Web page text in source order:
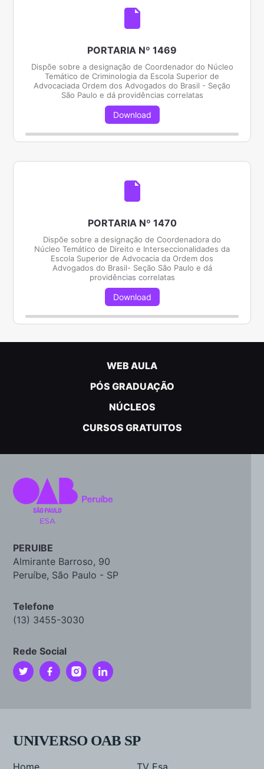
PORTARIA Nº 1469
Dispõe sobre a designação de Coordenador do Núcleo
Temático de Criminologia da Escola Superior de
Advocaciada Ordem dos Advogados do Brasil - Seção
São Paulo e dá providências correlatas
Download
PORTARIA Nº 1470
Dispõe sobre a designação de Coordenadora do
Núcleo Temático de Direito e Interseccionalidades da
Escola Superior de Advocacia da Ordem dos
Advogados do Brasil- Seção São Paulo e dá
providências correlatas
Download
WEB AULA
PÓS GRADUAÇÃO
NÚCLEOS
CURSOS GRATUITOS
PERUIBE
Almirante Barroso, 90
Peruíbe, São Paulo - SP
Telefone
(13) 3455-3030
Rede Social
UNIVERSO OAB SP